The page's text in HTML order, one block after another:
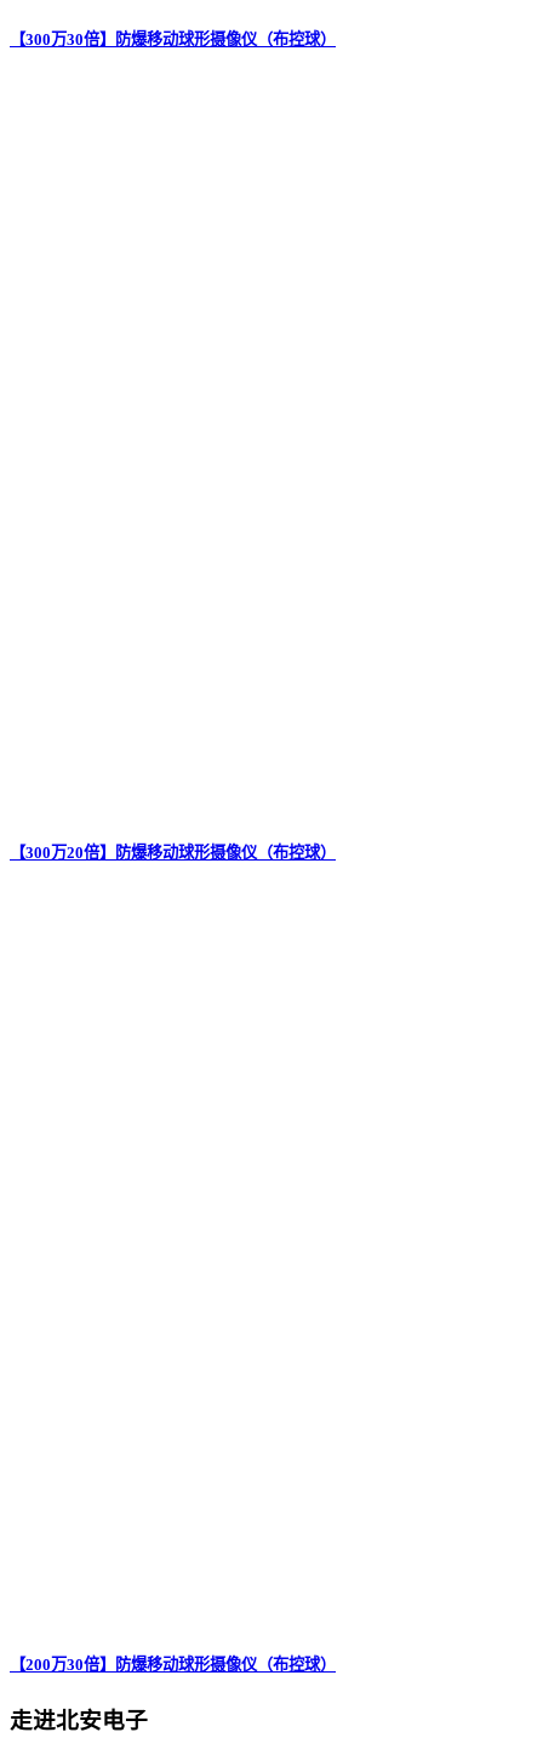
【300万30倍】防爆移动球形摄像仪（布控球）
【300万20倍】防爆移动球形摄像仪（布控球）
【200万30倍】防爆移动球形摄像仪（布控球）
走进北安电子